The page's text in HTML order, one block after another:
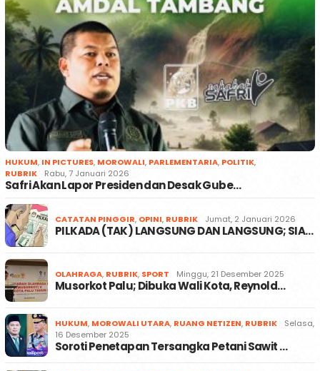
HUKUM, IN PICTURES, MOROWALI, PARLEMENTARIA, POLITIK,
RUBRIK
Rabu, 7 Januari 2026
Safri Akan Lapor Presiden dan Desak Gube…
CATATAN PINGGIR, OPINI, RUBRIK Jumat, 2 Januari 2026
PILKADA (TAK) LANGSUNG DAN LANGSUNG; SIA…
OLAHRAGA, RUBRIK, SPORT Minggu, 21 Desember 2025
Musorkot Palu; Dibuka Wali Kota, Reynold…
HUKUM, MOROWALI UTARA, RUANG NETIZEN, RUBRIK
Selasa,
16 Desember 2025
Soroti Penetapan Tersangka Petani Sawit …